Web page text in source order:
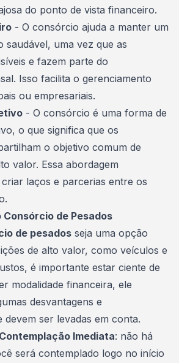
do ponto de vista financeiro.
- O consórcio ajuda a manter um
saudável, uma vez que as
e fazem parte do
Isso facilita o gerenciamento
ou empresariais.
- O consórcio é uma forma de
o que significa que os
o objetivo comum de
valor. Essa abordagem
laços e parcerias entre os
de Pesados
de pesados seja uma opção
de alto valor, como veículos e
é importante estar ciente de
modalidade financeira, ele
desvantagens e
devem ser levadas em conta.
Imediata: não há
será contemplado logo no início